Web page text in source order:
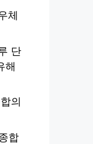
체
단
해
의
합